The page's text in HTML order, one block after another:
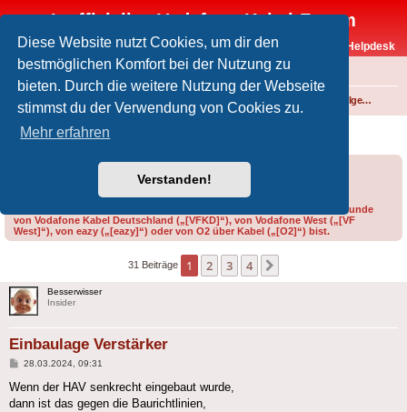
Diese Website nutzt Cookies, um dir den
bestmöglichen Komfort bei der Nutzung zu
bieten. Durch die weitere Nutzung der Webseite
stimmst du der Verwendung von Cookies zu.
Mehr erfahren
Verstanden!
Inoffizielles Vodafone-Kabel-Forum
Vodafone-Kabel-Helpdesk
FAQ
Foren-Übersicht Technik allgemein
Einbaulage Verstärker
Bitte gib bei der Erstellung eines Threads im Feld „Präfix“ an, ob du Kunde
von Vodafone Kabel Deutschland („[VFKD]“), von Vodafone West („[VF
West]“), von eazy („[eazy]“) oder von O2 über Kabel („[O2]“) bist.
31 Beiträge 1 2 3 4
Besserwisser
Insider
Einbaulage Verstärker
Beitrag
28.03.2024, 09:31
Wenn der HAV senkrecht eingebaut wurde,
dann ist das gegen die Baurichtlinien,